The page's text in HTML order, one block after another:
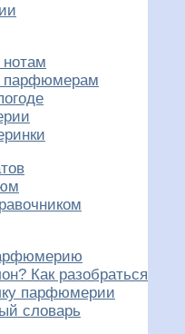
парфюмерам
Как разобраться
парфюмерии
словарь